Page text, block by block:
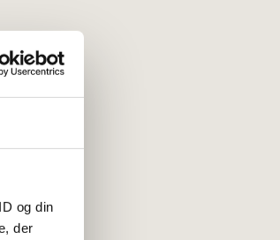
og din
der